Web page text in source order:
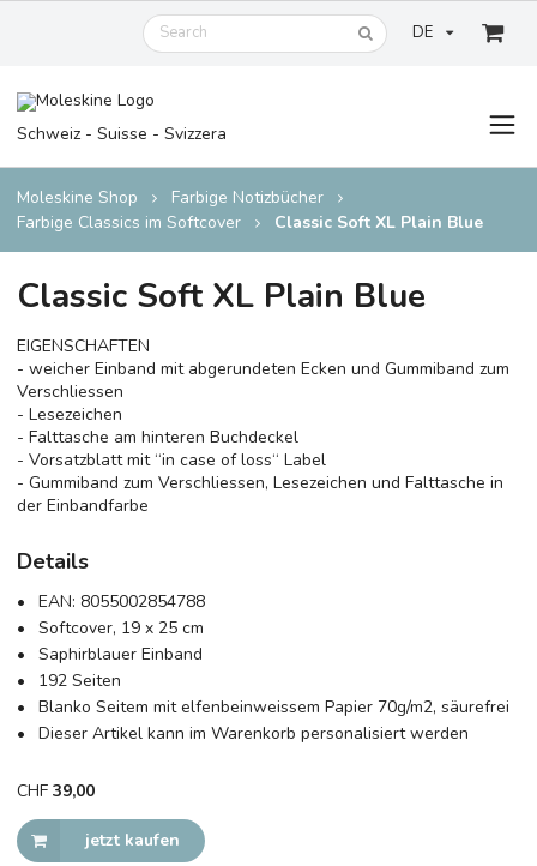
DE
Schweiz - Suisse - Svizzera
Moleskine Shop
Farbige Notizbücher
Farbige Classics im Softcover
Classic Soft XL Plain Blue
Classic Soft XL Plain Blue
EIGENSCHAFTEN
- weicher Einband mit abgerundeten Ecken und Gummiband zum
Verschliessen
- Lesezeichen
- Falttasche am hinteren Buchdeckel
- Vorsatzblatt mit ‘‘in case of loss‘‘ Label
- Gummiband zum Verschliessen, Lesezeichen und Falttasche in
der Einbandfarbe
Details
EAN: 8055002854788
Softcover, 19 x 25 cm
Saphirblauer Einband
192 Seiten
Blanko Seitem mit elfenbeinweissem Papier 70g/m2, säurefrei
Dieser Artikel kann im Warenkorb personalisiert werden
CHF 39,00
jetzt kaufen